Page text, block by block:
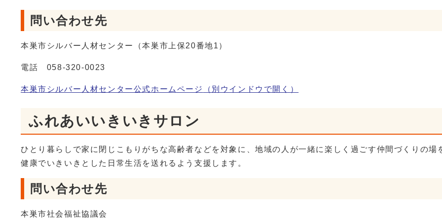
問い合わせ先
本巣市シルバー人材センター（本巣市上保20番地1）
電話 058-320-0023
本巣市シルバー人材センター公式ホームページ （別ウインドウで開く）
ふれあいいきいきサロン
ひとり暮らしで家に閉じこもりがちな高齢者などを対象に、地域の人が一緒に楽しく過ごす仲間づくりの場
健康でいきいきとした日常生活を送れるよう支援します。
問い合わせ先
本巣市社会福祉協議会